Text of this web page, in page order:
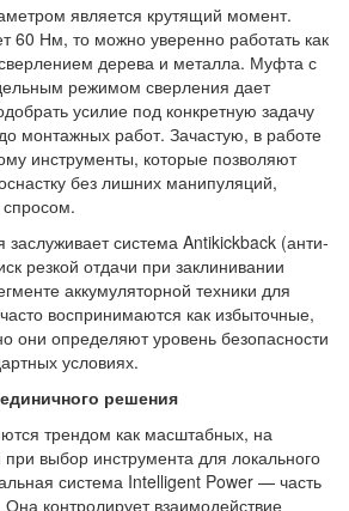
является крутящий момент.
60 Нм, то можно уверенно работать как
дерева и металла. Муфта с
режимом сверления дает
усилие под конкретную задачу
монтажных работ. Зачастую, в работе
инструменты, которые позволяют
без лишних манипуляций,
система Antikickback (анти-
резкой отдачи при заклинивании
аккумуляторной техники для
воспринимаются как избыточные,
они определяют уровень безопасности
условиях.
решения
трендом как масштабных, на
при выбор инструмента для локального
система Intelligent Power — часть
Она контролирует взаимодействие